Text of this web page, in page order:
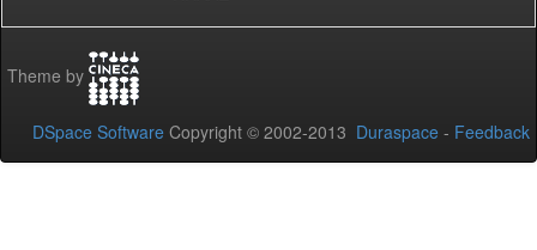
Theme by
DSpace Software Copyright © 2002-2013 Duraspace - Feedback